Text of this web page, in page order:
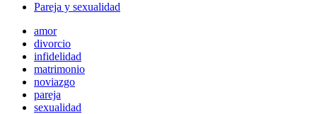
Pareja y sexualidad
amor
divorcio
infidelidad
matrimonio
noviazgo
pareja
sexualidad